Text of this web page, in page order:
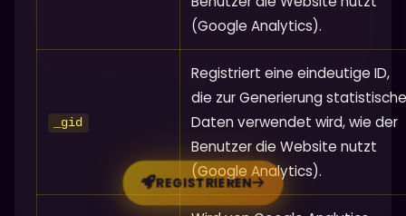
(Google Analytics).
_gid
Registriert eine eindeutige ID,
die zur Generierung
Daten verwendet wird, wie der
Benutzer die Website nutzt
(Google Analytics).
REGISTRIEREN